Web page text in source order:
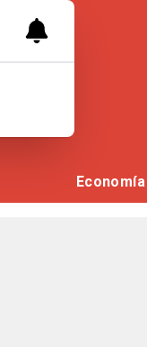
Economía